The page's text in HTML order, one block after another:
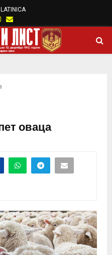
LATINICA
Instagram
Email
оваца